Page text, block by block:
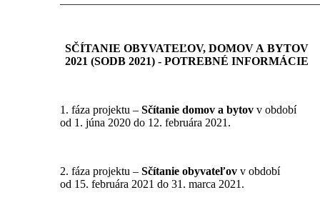
SČÍTANIE OBYVATEĽOV, DOMOV A BYTOV
2021 (SODB 2021) - POTREBNÉ INFORMÁCIE
1. fáza projektu – Sčítanie domov a bytovv období
od 1. júna 2020 do 12. februára 2021.
2. fáza projektu – Sčítanie obyvateľovv období
od 15. februára 2021 do 31. marca 2021.